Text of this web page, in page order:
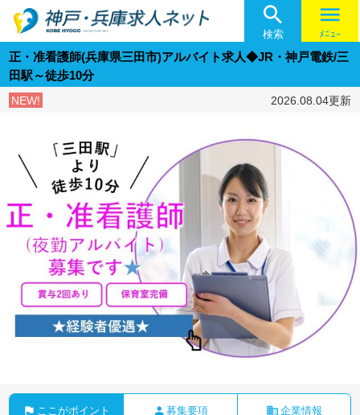

検索
menu
ﾒﾆｭｰ
正・准看護師(兵庫県三田市)アルバイト求人◆JR・神戸電鉄/三
田駅～徒歩10分
NEW! 2026.08.04更新
flag ここがポイント person 募集要項 business 企業情報